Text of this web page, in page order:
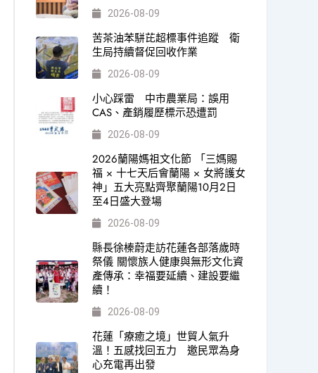
2026-08-09
苦茶油苯駢芘超標事件追蹤 衛
生局持續督促回收作業
2026-08-09
小心踩雷 中市農業局：誤用
CAS、產銷履歷標示恐遭罰
2026-08-09
2026蘭陽媽祖文化節 「三媽賜
福 × 十七天后會蘭陽 × 女將護女
神」五大亮點齊聚蘭陽10月2日
至4日盛大登場
2026-08-09
縣長徐榛蔚走訪花蓮各部落歲時
祭儀 關懷族人健康與無形文化資
產傳承：幸福要延續、建設要繼
續！
2026-08-09
花蓮「療癒之境」世貿人氣升
溫！五感找回五力 邀民眾為身
心充電再出發